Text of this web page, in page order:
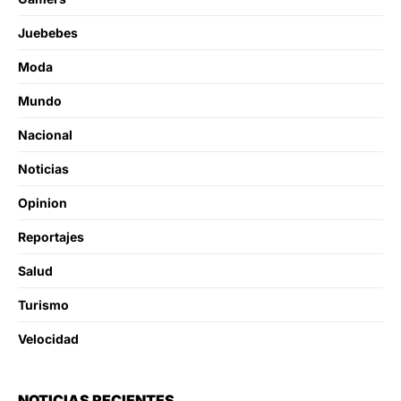
Juebebes
Moda
Mundo
Nacional
Noticias
Opinion
Reportajes
Salud
Turismo
Velocidad